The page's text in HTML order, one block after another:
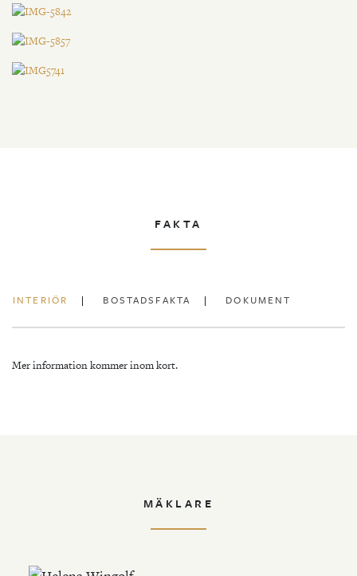
FAKTA
INTERIÖR BOSTADSFAKTA DOKUMENT
Mer information kommer inom kort.
MÄKLARE